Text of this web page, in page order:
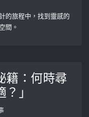
的旅程中，找到靈感的
間。
籍：何時尋
」